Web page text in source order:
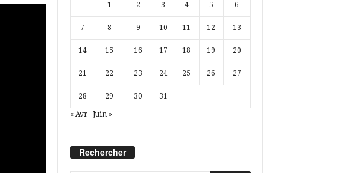
1 2 3 4 5 6
7 8 9 10 11 12 13
14 15 16 17 18 19 20
21 22 23 24 25 26 27
28 29 30 31
« Avr Juin »
Rechercher